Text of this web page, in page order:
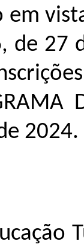
de 27
2024.